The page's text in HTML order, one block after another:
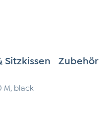
Sitzkissen Zubehör